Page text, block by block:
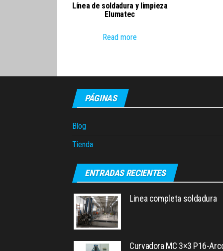
Línea de soldadura y limpieza
Elumatec
Read more
PÁGINAS
Blog
Tienda
ENTRADAS RECIENTES
Linea completa soldadura
Curvadora MC 3×3 P16-